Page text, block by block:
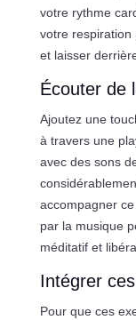
votre rythme
votre respiration
et laisser
Écouter de
Ajoutez une
à travers une
avec des sons
accompagner
par la musique
méditatif et
Intégrer
Pour que ces